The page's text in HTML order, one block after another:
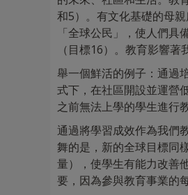
和5）。有文化基礎的母
「全球公民」，使人們
（目標16）。教育影響著
舉一個鮮活的例子：通過
式下，在社區開設並運營
之前無法上學的學生進行
通過將學習成效作為我們
舞的是，新的全球目標同
量），使學生有能力改善
要，因為參與教育事業的